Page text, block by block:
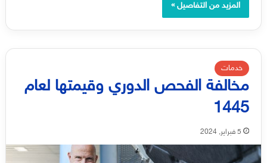
المزيد من التفاصيل »
خدمات
مخالفة الفحص الدوري وقيمتها لعام
1445
5 فبراير, 2024